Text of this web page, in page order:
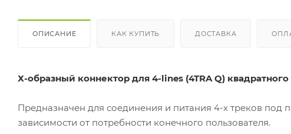
ОПИСАНИЕ КАК КУПИТЬ ДОСТАВКА
Х-образный коннектор для 4-lines (4TRA Q) квадратного
Предназначен для соединения и питания 4-х треков
зависимости от потребности конечного пользователя.